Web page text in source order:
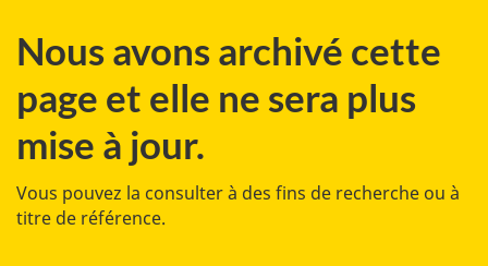
au
principal
à
Au
»
à
version
Nous avons archivé cette
page et elle ne sera plus
mise à jour.
Vous pouvez la consulter à des fins de recherche ou à
titre de référence.